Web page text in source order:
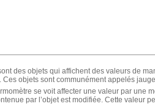
des objets qui affichent des valeurs de
objets sont communément appelés
se voit affecter une valeur par une
par l’objet est modifiée. Cette valeur